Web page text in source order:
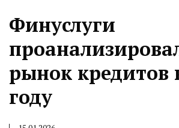
Финуслуги
рынок кредитов
году